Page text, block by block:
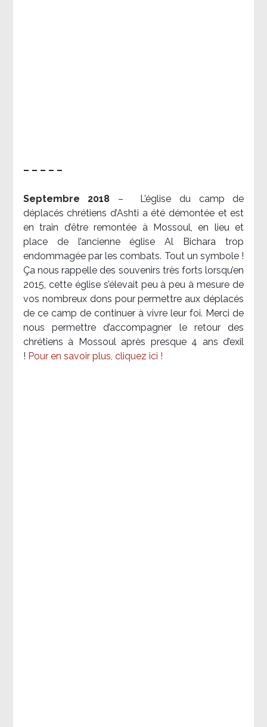
– – – – –
Septembre 2018 –
L’église du camp de
déplacés chrétiens d’Ashti a été démontée et est
en train d’être remontée à Mossoul, en lieu et
place de l’ancienne église Al Bichara trop
endommagée par les combats. Tout un symbole !
Ça nous rappelle des souvenirs très forts lorsqu’en
2015, cette église s’élevait peu à peu à mesure de
vos nombreux dons pour permettre aux déplacés
de ce camp de continuer à vivre leur foi. Merci de
nous permettre d’accompagner le retour des
chrétiens à Mossoul après presque 4 ans d’exil
! Pour en savoir plus, cliquez ici !